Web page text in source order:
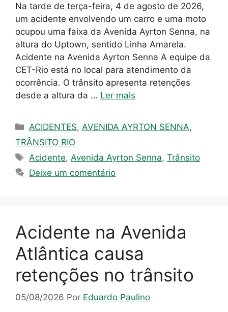
Na tarde de terça-feira, 4 de agosto de 2026,
um acidente envolvendo um carro e uma moto
ocupou uma faixa da Avenida Ayrton Senna, na
altura do Uptown, sentido Linha Amarela.
Acidente na Avenida Ayrton Senna A equipe da
CET-Rio está no local para atendimento da
ocorrência. O trânsito apresenta retenções
desde a altura da … Ler mais
Categorias
ACIDENTES, AVENIDA AYRTON SENNA,
TRÂNSITO RIO
Tags
Acidente, Avenida Ayrton Senna,Trânsito
Deixe um comentário
Acidente na Avenida
Atlântica causa
retenções no trânsito
05/08/2026 Por Eduardo Paulino